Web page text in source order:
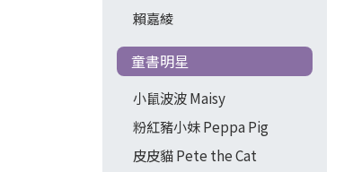
賴嘉綾
童書明星
小鼠波波 Maisy
粉紅豬小妹 Peppa Pig
皮皮貓 Pete the Cat